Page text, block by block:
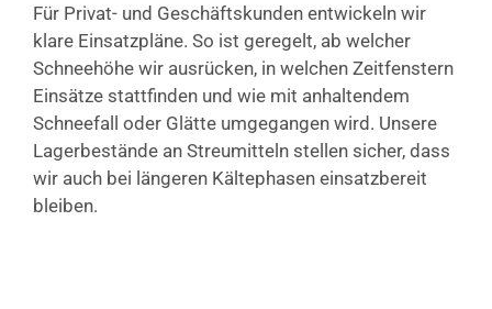
Für Privat- und Geschäftskunden entwickeln wir
klare Einsatzpläne. So ist geregelt, ab welcher
Schneehöhe wir ausrücken, in welchen Zeitfenstern
Einsätze stattfinden und wie mit anhaltendem
Schneefall oder Glätte umgegangen wird. Unsere
Lagerbestände an Streumitteln stellen sicher, dass
wir auch bei längeren Kältephasen einsatzbereit
bleiben.